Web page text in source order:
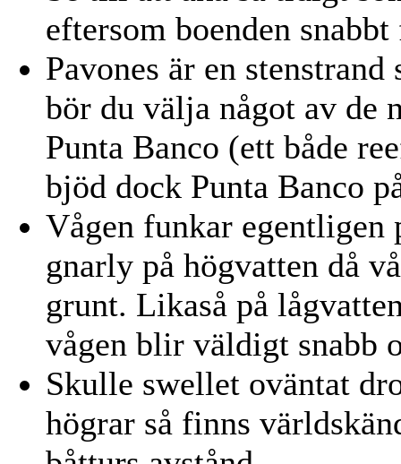
eftersom boenden
Pavones är en
bör du välja något av de
Punta Banco (ett både
bjöd dock Punta Banco
Vågen funkar
gnarly på högvatten då
grunt. Likaså på
vågen blir väldigt snabb
Skulle swellet oväntat
högrar så finns